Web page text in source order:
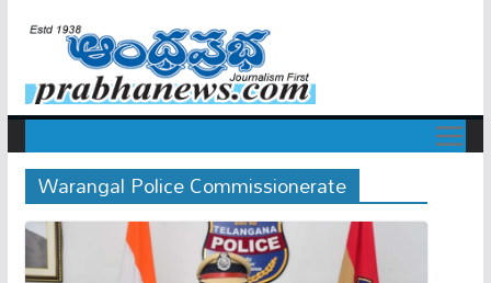
Warangal Police Commissionerate